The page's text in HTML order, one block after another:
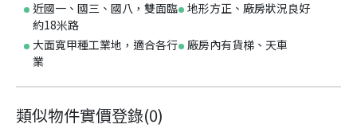
近國一、國三、國八，雙面臨
約18米路
地形方正、廠房狀況良好
大面寬甲種工業地，適合各行
業
廠房內有貨梯、天車
類似物件實價登錄(0)